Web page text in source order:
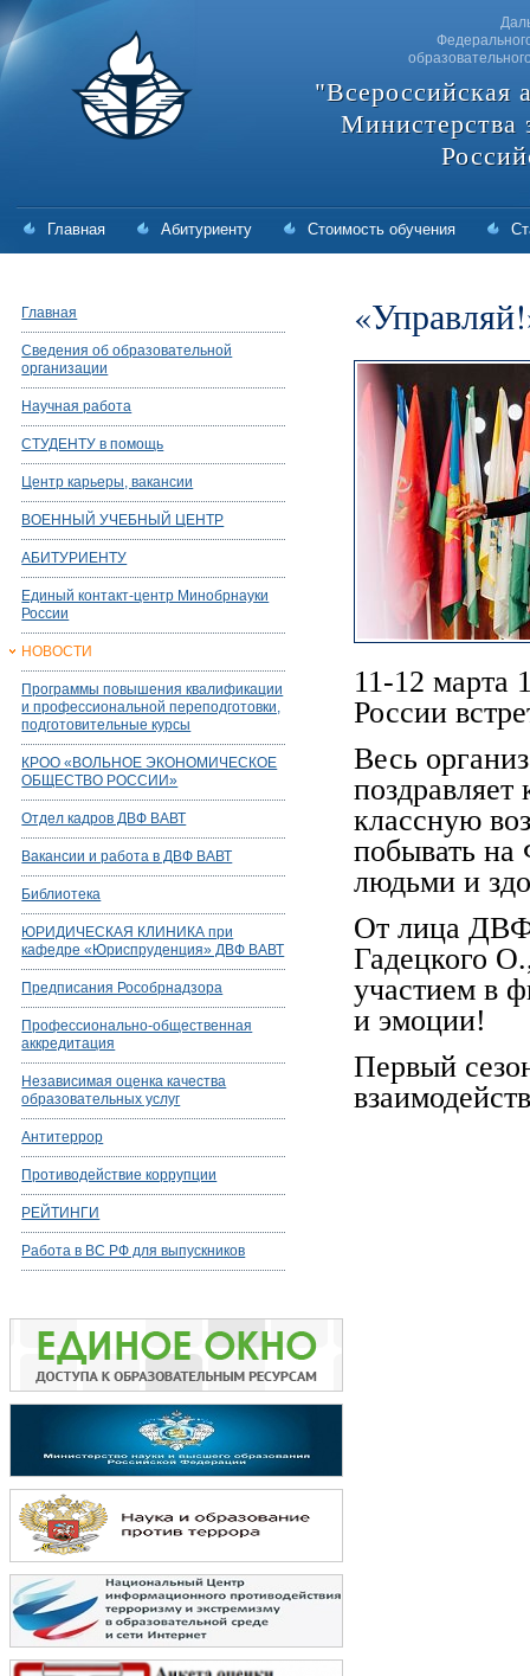
"Всероссийская
Министерства
Главная Абитуриенту Стоимость обучения
Главная
Сведения об образовательной
организации
Научная работа
СТУДЕНТУ в помощь
Центр карьеры, вакансии
ВОЕННЫЙ УЧЕБНЫЙ ЦЕНТР
АБИТУРИЕНТУ
Единый контакт-центр Минобрнауки
России
НОВОСТИ
Программы повышения квалификации
и профессиональной переподготовки,
подготовительные курсы
КРОО «ВОЛЬНОЕ ЭКОНОМИЧЕСКОЕ
ОБЩЕСТВО РОССИИ»
Отдел кадров ДВФ ВАВТ
Вакансии и работа в ДВФ ВАВТ
Библиотека
ЮРИДИЧЕСКАЯ КЛИНИКА при
кафедре «Юриспруденция» ДВФ ВАВТ
Предписания Рособрнадзора
Профессионально-общественная
аккредитация
Независимая оценка качества
образовательных услуг
Антитеррор
Противодействие коррупции
РЕЙТИНГИ
Работа в ВС РФ для выпускников
11-12 марта
России
Весь
классную
побывать на
людьми и
От лица ДВФ
Гадецкого
участием в
и эмоции!
Первый